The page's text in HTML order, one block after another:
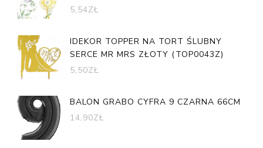
5,54ZŁ
IDEKOR TOPPER NA TORT ŚLUBNY
SERCE MR MRS ZŁOTY (TOP0043Z)
5,50ZŁ
BALON GRABO CYFRA 9 CZARNA 66CM
14,90ZŁ